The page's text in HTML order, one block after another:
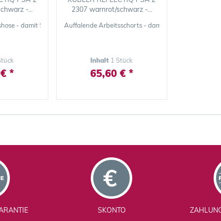
Sicht auffallen
-...
- damit Sie auch bei schlechter Sicht auffallen
*
2307 warnrot/schwarz -...
Auffalende Arbeitsschorts - damit Sie auch bei
Inhalt 1 Stück
65,60 € *
SKONTO